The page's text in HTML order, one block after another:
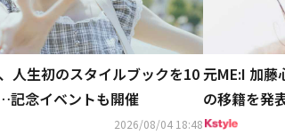
人生初のスタイルブックを10
記念イベントも開催
2026/08/04 18:48
元ME:I 加
の移籍を発
たい」